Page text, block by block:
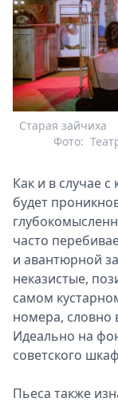
Старая зайчиха
Фото:
Как и в случае
будет
часто
и авантюрной
неказистые,
самом
номера, словно
Идеально на
советского
Пьеса также